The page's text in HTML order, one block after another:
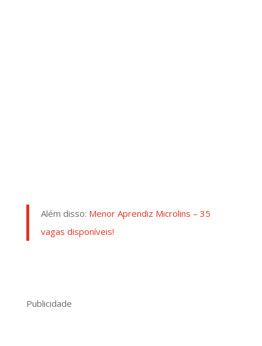
Além disso: Menor Aprendiz Microlins – 35
vagas disponíveis!
Publicidade